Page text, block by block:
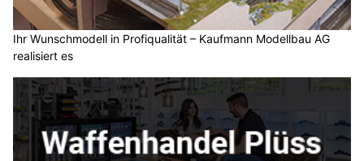
Ihr Wunschmodell in Profiqualität – Kaufmann Modellbau AG
realisiert es